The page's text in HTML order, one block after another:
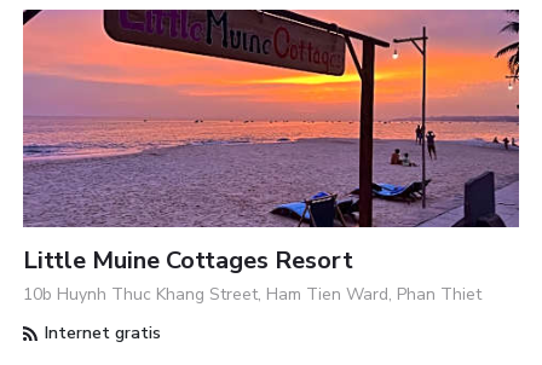
Little Muine Cottages Resort
10b Huynh Thuc Khang Street, Ham Tien Ward, Phan Thiet
Internet gratis